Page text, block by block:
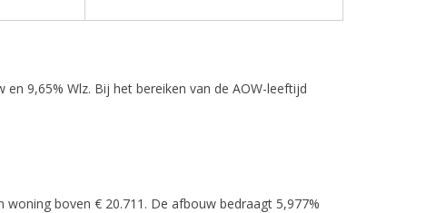
9,65% Wlz. Bij het bereiken van de AOW-leeftijd
boven € 20.711. De afbouw bedraagt 5,977%